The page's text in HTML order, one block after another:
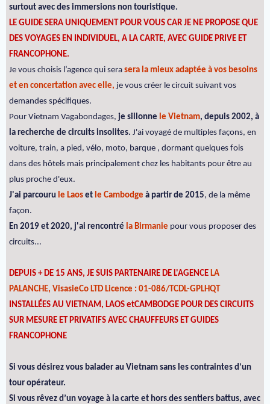
surtout avec des immersions non touristique.
LE GUIDE SERA UNIQUEMENT POUR VOUS CAR JE NE PROPOSE QUE
DES VOYAGES EN INDIVIDUEL, A LA CARTE, AVEC GUIDE PRIVE ET
FRANCOPHONE.
Je vous choisis l’agence qui sera sera la mieux adaptée à vos besoins
et en concertation avec elle, je vous créer le circuit suivant vos
demandes spécifiques.
Pour Vietnam Vagabondages, je sillonne le Vietnam, depuis 2002, à
la recherche de circuits insolites. J'ai voyagé de multiples façons, en
voiture, train, a pied, vélo, moto, barque , dormant quelques fois
dans des hôtels mais principalement chez les habitants pour être au
plus proche d'eux.
J'ai parcouru le Laos et le Cambodge à partir de 2015, de la même
façon.
En 2019 et 2020, j'ai rencontré la Birmanie pour vous proposer des
circuits...
DEPUIS + DE 15 ANS, JE SUIS PARTENAIRE DE L'AGENCE LA
PALANCHE, VisasieCo LTD Licence : 01-086/TCDL-GPLHQT
INSTALLÉES AU VIETNAM, LAOS etCAMBODGE POUR DES CIRCUITS
SUR MESURE ET PRIVATIFS AVEC CHAUFFEURS ET GUIDES
FRANCOPHONE
Si vous désirez vous balader au Vietnam sans les contraintes d’un
tour opérateur.
Si vous rêvez d’un voyage à la carte et hors des sentiers battus, avec